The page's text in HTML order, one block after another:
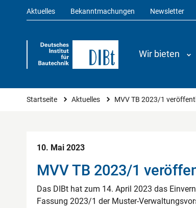
Aktuelles Bekanntmachungen Newsletter
Wir bieten
Sie sind hier
Startseite Aktuelles MVV TB 2023/1
10. Mai 2023
MVV TB 2023/1
Das DIBt hat zum 14. April 2023 das
Fassung 2023/1 der Muster-